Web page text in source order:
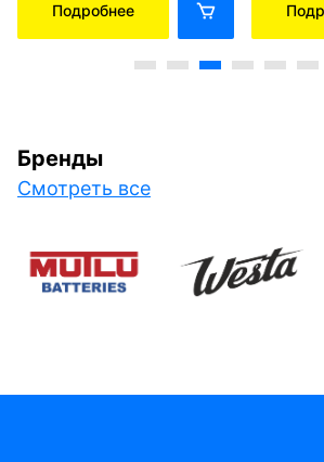
Подробнее
Бренды
Смотреть все